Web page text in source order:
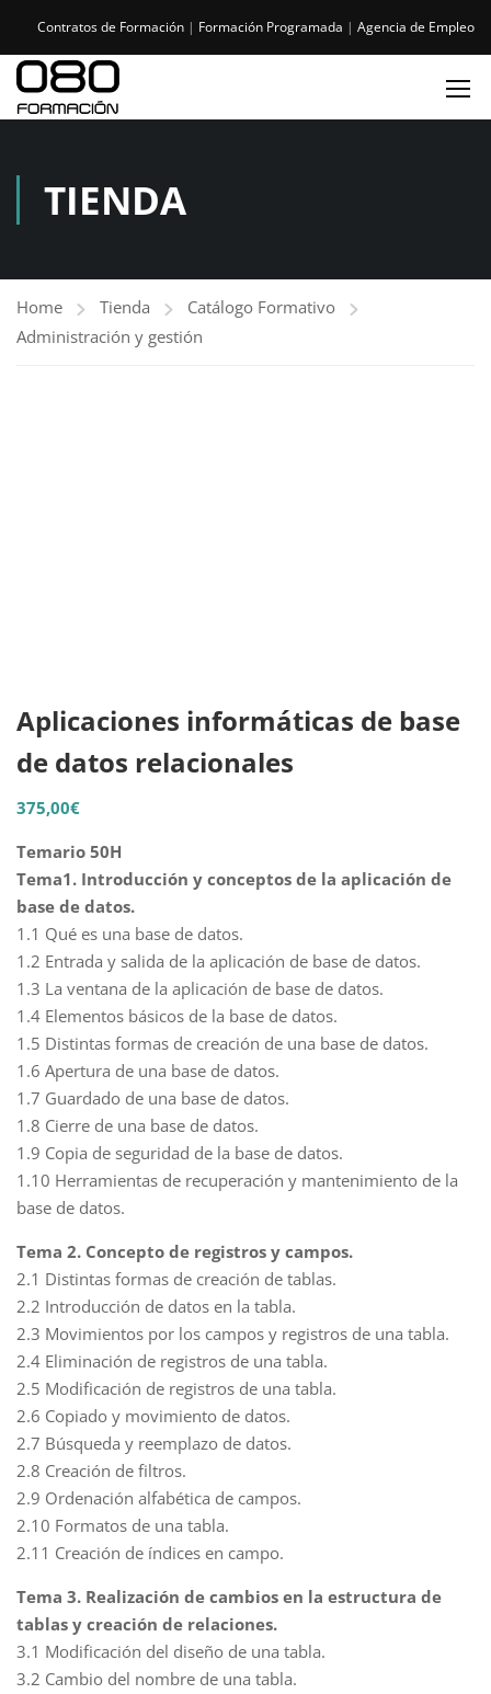
Contratos de Formación | Formación Programada | Agencia de Empleo
TIENDA
Home Tienda
Catálogo Formativo
Administración y gestión
Aplicaciones informáticas de base
de datos relacionales
375,00€
Temario 50H
Tema1. Introducción y conceptos de la aplicación de
base de datos.
1.1 Qué es una base de datos.
1.2 Entrada y salida de la aplicación de base de datos.
1.3 La ventana de la aplicación de base de datos.
1.4 Elementos básicos de la base de datos.
1.5 Distintas formas de creación de una base de datos.
1.6 Apertura de una base de datos.
1.7 Guardado de una base de datos.
1.8 Cierre de una base de datos.
1.9 Copia de seguridad de la base de datos.
1.10 Herramientas de recuperación y mantenimiento de la
base de datos.
Tema 2. Concepto de registros y campos.
2.1 Distintas formas de creación de tablas.
2.2 Introducción de datos en la tabla.
2.3 Movimientos por los campos y registros de una tabla.
2.4 Eliminación de registros de una tabla.
2.5 Modificación de registros de una tabla.
2.6 Copiado y movimiento de datos.
2.7 Búsqueda y reemplazo de datos.
2.8 Creación de filtros.
2.9 Ordenación alfabética de campos.
2.10 Formatos de una tabla.
2.11 Creación de índices en campo.
Tema 3. Realización de cambios en la estructura de
tablas y creación de relaciones.
3.1 Modificación del diseño de una tabla.
3.2 Cambio del nombre de una tabla.